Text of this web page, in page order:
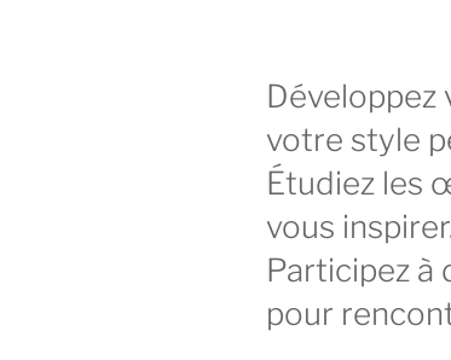
votre style
Étudiez les
vous
Participez à
pour